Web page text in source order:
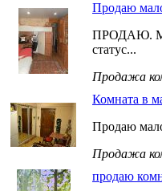
Продаю
ПРОДАЮ.
статус...
Продажа
Комната в
Продаю
Продажа
продаю